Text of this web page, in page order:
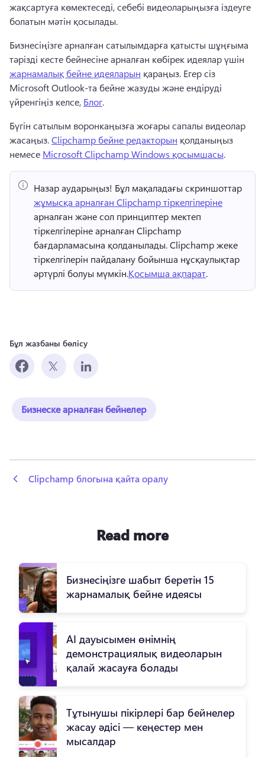
жақсартуға көмектеседі, себебі видеоларыңызға іздеуге
болатын мәтін қосылады.
Бизнесіңізге арналған сатылымдарға қатысты шұңғыма
тәрізді кесте бейнесіне арналған көбірек идеялар үшін
жарнамалық бейне идеяларын қараңыз. Егер сіз
Microsoft Outlook-та бейне жазуды және ендіруді
үйренгіңіз келсе, Блог.
Бүгін сатылым воронкаңызға жоғары сапалы видеолар
жасаңыз. Clipchamp бейне редакторын қолданыңыз
немесе Microsoft Clipchamp Windows қосымшасы.
Назар аударыңыз!
жұмысқа арналған Clipchamp тіркелгілеріне
арналған және сол принциптер мектеп
тіркелгілеріне арналған Clipchamp
бағдарламасына қолданылады. Clipchamp жеке
тіркелгілерін пайдалану бойынша нұсқаулықтар
әртүрлі болуы мүмкін.Қосымша ақпарат.
Бұл жазбаны бөлісу
Бизнеске арналған бейнелер
Clipchamp блогына қайта оралу
Read more
Бизнесіңізге шабыт беретін 15
жарнамалық бейне идеясы
AI дауысымен өнімнің
демонстрациялық видеоларын
қалай жасауға болады
Тұтынушы пікірлері бар бейнелер
жасау әдісі — кеңестер мен
мысалдар